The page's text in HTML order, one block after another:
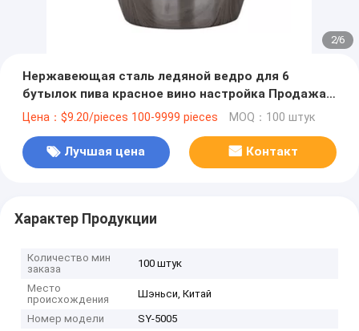
2/6
Нержавеющая сталь ледяной ведро для 6
бутылок пива красное вино настройка Продажа
продвижение
Цена：$9.20/pieces 100-9999 pieces MOQ：100 штук
Лучшая цена Контакт
Характер Продукции
Количество мин
заказа
100 штук
Место
происхождения
Шэньси, Китай
Номер модели
SY-5005